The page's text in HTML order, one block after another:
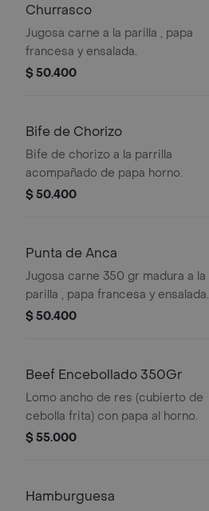
Churrasco
Jugosa carne a la parilla , papa
francesa y ensalada.
$ 50.400
Bife de Chorizo
Bife de chorizo a la parrilla
acompañado de papa horno.
$ 50.400
Punta de Anca
Jugosa carne 350 gr madura a la
parilla , papa francesa y ensalada.
$ 50.400
Beef Encebollado 350Gr
Lomo ancho de res (cubierto de
cebolla frita) con papa al horno.
$ 55.000
Hamburguesa